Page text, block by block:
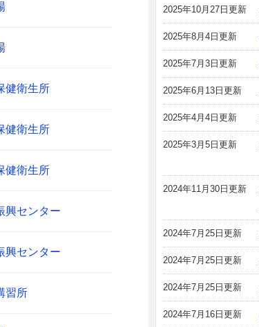
2025年10月27日更新
2025年8月4日更新
2025年7月3日更新
2025年6月13日更新
2025年4月4日更新
2025年3月5日更新
2024年11月30日更新
2024年7月25日更新
2024年7月25日更新
2024年7月25日更新
2024年7月16日更新
健衛生所
健衛生所
健衛生所
興センター
興センター
習所